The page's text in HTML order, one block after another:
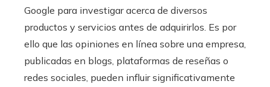
Google para investigar acerca de diversos
productos y servicios antes de adquirirlos. Es por
ello que las opiniones en línea sobre una empresa,
publicadas en blogs, plataformas de reseñas o
redes sociales, pueden influir significativamente